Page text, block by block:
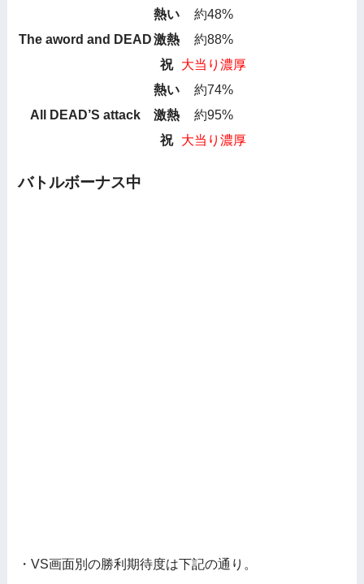
The aword and DEAD
熱い
約48%
激熱
約88%
祝
大当り濃厚
All DEAD’S attack
熱い
約74%
激熱
約95%
祝
大当り濃厚
バトルボーナス中
・VS画面別の勝利期待度は下記の通り。